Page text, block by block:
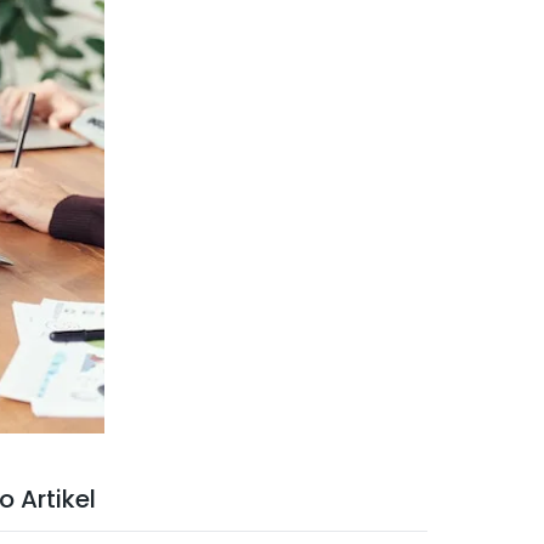
Artikel